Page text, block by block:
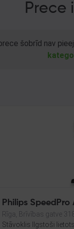
Prece
šobrīd nav
Philips SpeedPro
Rīga, Brīvības gatve
Stāvoklis Ilgstoši